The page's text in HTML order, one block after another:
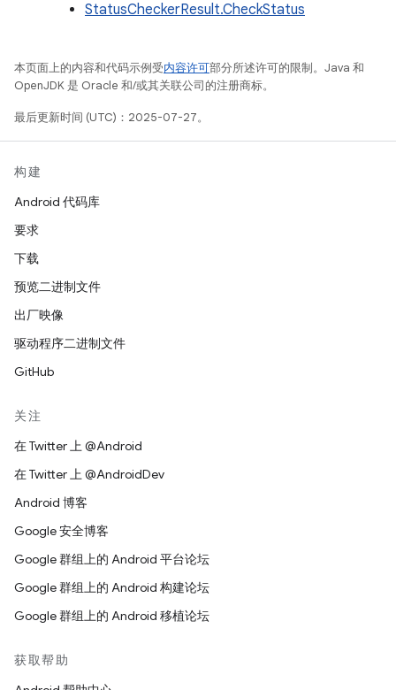
StatusCheckerResult.CheckStatus
本页面上的内容和代码示例受内容许可部分所述许可的限制。Java 和
OpenJDK 是 Oracle 和/或其关联公司的注册商标。
最后更新时间 (UTC)：2025-07-27。
构建
Android 代码库
要求
下载
预览二进制文件
出厂映像
驱动程序二进制文件
GitHub
关注
在 Twitter 上 @Android
在 Twitter 上 @AndroidDev
Android 博客
Google 安全博客
Google 群组上的 Android 平台论坛
Google 群组上的 Android 构建论坛
Google 群组上的 Android 移植论坛
获取帮助